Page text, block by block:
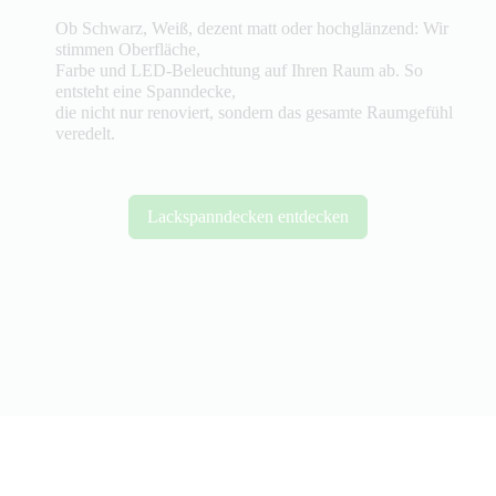
Ob Schwarz, Weiß, dezent matt oder hochglänzend: Wir
stimmen Oberfläche,
Farbe und LED-Beleuchtung auf Ihren Raum ab. So
entsteht eine Spanndecke,
die nicht nur renoviert, sondern das gesamte Raumgefühl
veredelt.
Lackspanndecken entdecken